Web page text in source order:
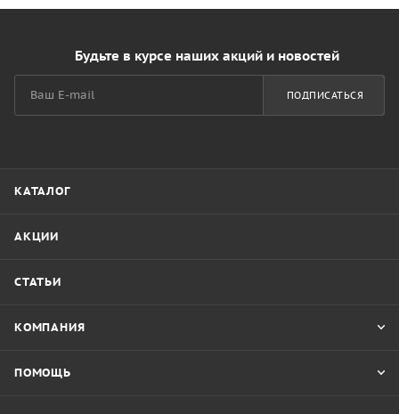
Будьте в курсе наших акций и новостей
ПОДПИСАТЬСЯ
КАТАЛОГ
АКЦИИ
СТАТЬИ
КОМПАНИЯ
ПОМОЩЬ